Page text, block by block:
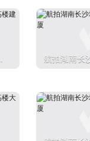
航拍湖南长